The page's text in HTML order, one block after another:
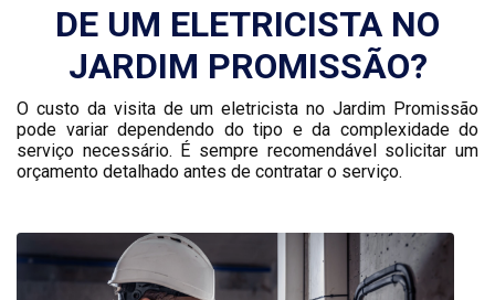
DE UM ELETRICISTA NO
JARDIM PROMISSÃO?
O custo da visita de um eletricista no Jardim Promissão
pode variar dependendo do tipo e da complexidade do
serviço necessário. É sempre recomendável solicitar um
orçamento detalhado antes de contratar o serviço.